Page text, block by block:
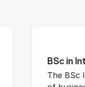
BSc in
The BSc